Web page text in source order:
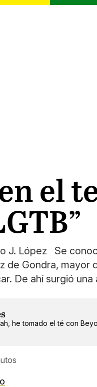
el
J. López Se
de Gondra,
De ahí surgió
he tomado el té con